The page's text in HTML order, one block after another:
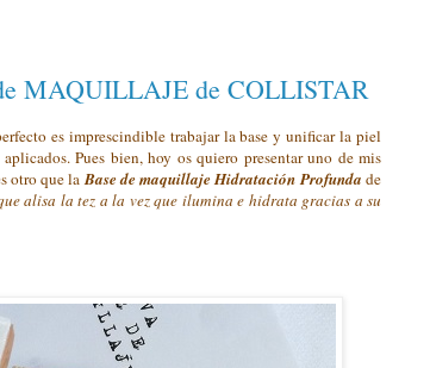
MAQUILLAJE de COLLISTAR
es imprescindible trabajar la base y unificar la piel
Pues bien, hoy os quiero presentar uno de mis
otro que laBase de maquillaje Hidratación Profunda de
alisa la tez a la vez que ilumina e hidrata gracias a su